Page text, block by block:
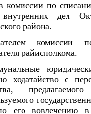
комиссии по
дел
района.
комиссии
райисполкома.
ходатайство с
его вовлечению в